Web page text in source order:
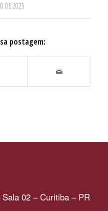
DE 2025
postagem:
02 – Curitiba – PR